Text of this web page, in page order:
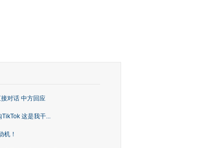
对话 中方回应
这是我干...
机！